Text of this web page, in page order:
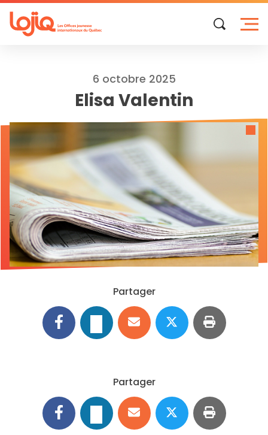
Skip
to
content
6 octobre 2025
Elisa Valentin
Partager
Partager